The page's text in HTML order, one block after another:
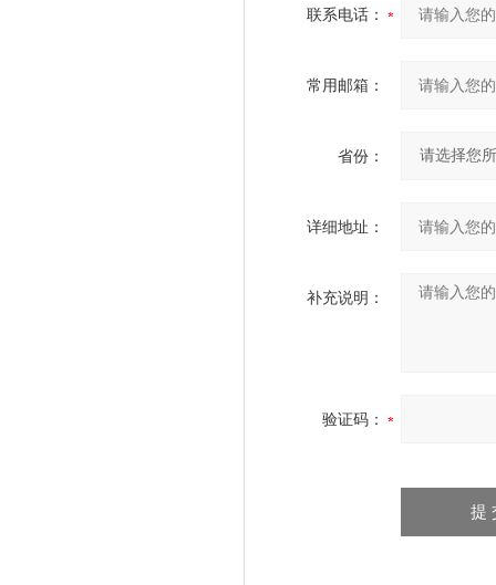
联系电话：
常用邮箱：
省份：
详细地址：
补充说明：
验证码：